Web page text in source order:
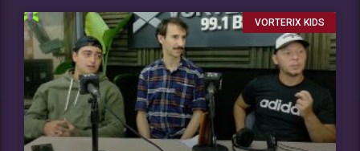
VORTERIX KIDS